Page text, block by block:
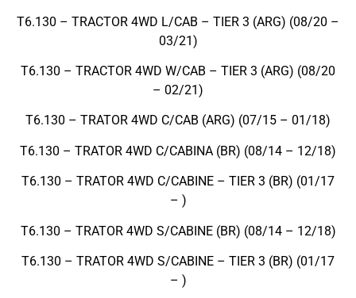
T6.130 – TRACTOR 4WD L/CAB – TIER 3 (ARG) (08/20 –
03/21)
T6.130 – TRACTOR 4WD W/CAB – TIER 3 (ARG) (08/20
– 02/21)
T6.130 – TRATOR 4WD C/CAB (ARG) (07/15 – 01/18)
T6.130 – TRATOR 4WD C/CABINA (BR) (08/14 – 12/18)
T6.130 – TRATOR 4WD C/CABINE – TIER 3 (BR) (01/17
– )
T6.130 – TRATOR 4WD S/CABINE (BR) (08/14 – 12/18)
T6.130 – TRATOR 4WD S/CABINE – TIER 3 (BR) (01/17
– )